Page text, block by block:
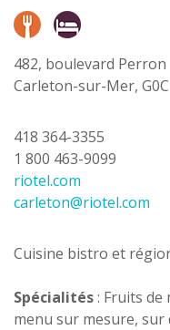
482, boulevard Perron
Carleton-sur-Mer, G0C
418 364-3355
1 800 463-9099
riotel.com
carleton@riotel.com
Cuisine bistro et
Spécialités: Fruits
menu sur mesure, sur